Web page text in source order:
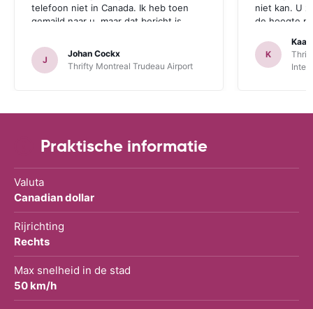
telefoon niet in Canada. Ik heb toen
gemaild naar u, maar dat bericht is
Deze opmerking geldt zowel voor
Thrifte als voor u: het zou fijn zijn om
op een andere manier contact te
ook over Wifi werkt.
J
Johan Cockx
Thrifty Montreal Trudeau Airport
niet kan. U
de hoogte
een GPS bij
is. Dan
K
Kaat
Praktische informatie
Valuta
Canadian dollar
Rijrichting
Rechts
Max snelheid in de stad
50 km/h